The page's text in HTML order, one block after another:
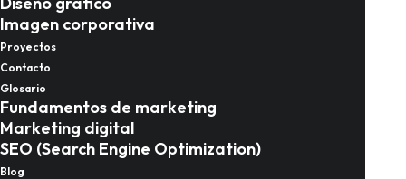
Imagen corporativa
Proyectos
Contacto
Glosario
Fundamentos de marketing
Marketing digital
SEO (Search Engine Optimization)
Blog
Estado del marketing
radiografía 2026
Marketing en Málaga